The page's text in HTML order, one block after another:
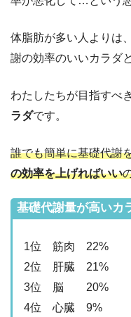
体脂肪が多い人よりは
謝の効率のいいカラダ
わたしたちが目指すべ
ラダです。
誰でも簡単に基礎代謝
の効率を上げればいい
基礎代謝量が高いカ
1位 筋肉 22%
2位 肝臓 21%
3位 脳 20%
4位 心臓 9%